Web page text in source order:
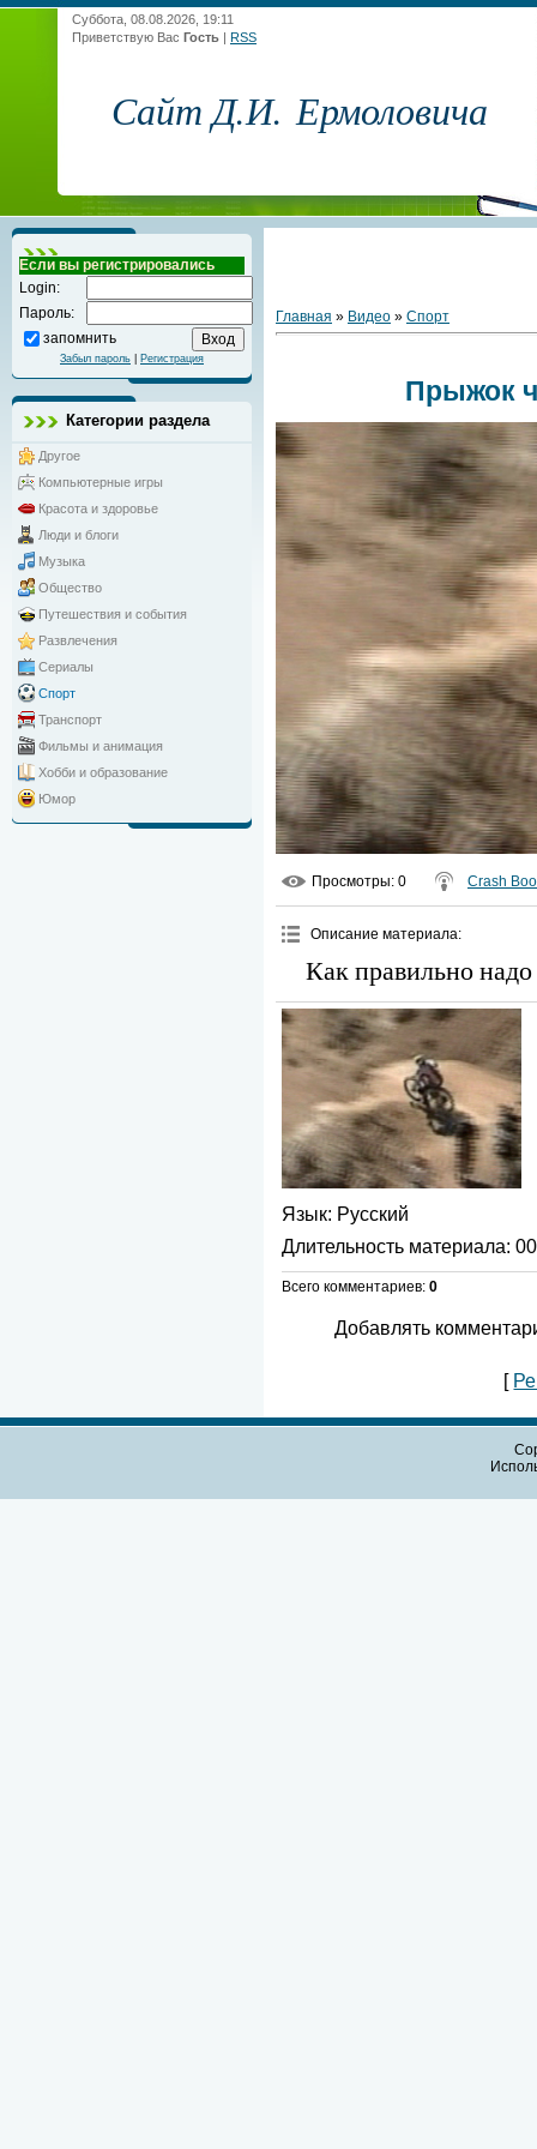
Суббота, 08.08.2026, 19:11
Приветствую Вас Гость | RSS
Сайт Д.И. Ермоловича
Если вы регистрировались
Login:
Пароль:
запомнить
Забыл пароль Регистрация
Категории раздела
Другое
Компьютерные игры
Красота и здоровье
Люди и блоги
Музыка
Общество
Путешествия и события
Развлечения
Сериалы
Спорт
Транспорт
Фильмы и анимация
Хобби и образование
Юмор
Главная » Видео » Спорт
Прыжок
Просмотры: 0 Crash
Описание материала:
Как правильно надо
Язык: Русский
Длительность материала:
Всего комментариев: 0
Добавлять
[